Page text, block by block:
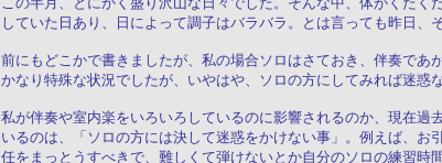
していた日あり、日によって調子はバラバラ。とは言っても昨日、
前にもどこかで書きましたが、私の場合ソロはさておき、伴奏で
かなり特殊な状況でしたが、いやはや、ソロの方にしてみれば迷惑
私が伴奏や室内楽をいろいろしているのに影響されるのか、現在
いるのは、「ソロの方には決して迷惑をかけない事」。例えば、
任をまっとうすべきで、難しくて弾けないとか自分のソロの練習